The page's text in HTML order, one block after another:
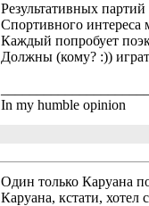
Результативных
Спортивного
Каждый попробует
Должны (кому? :))
In my humble opinion
Один только Каруана
Каруана, кстати, хотел